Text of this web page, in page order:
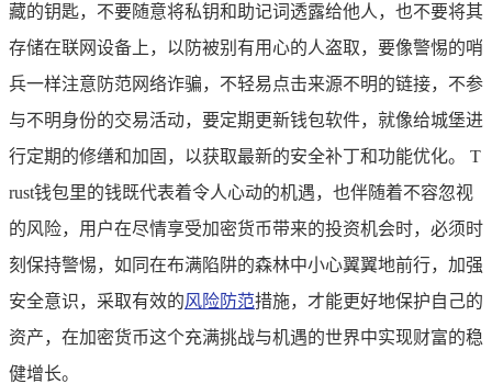
藏的钥匙，不要随意将私钥和助记词透露给他人，也不要将其
存储在联网设备上，以防被别有用心的人盗取，要像警惕的哨
兵一样注意防范网络诈骗，不轻易点击来源不明的链接，不参
与不明身份的交易活动，要定期更新钱包软件，就像给城堡进
行定期的修缮和加固，以获取最新的安全补丁和功能优化。 T
rust钱包里的钱既代表着令人心动的机遇，也伴随着不容忽视
的风险，用户在尽情享受加密货币带来的投资机会时，必须时
刻保持警惕，如同在布满陷阱的森林中小心翼翼地前行，加强
安全意识，采取有效的风险防范措施，才能更好地保护自己的
资产，在加密货币这个充满挑战与机遇的世界中实现财富的稳
健增长。